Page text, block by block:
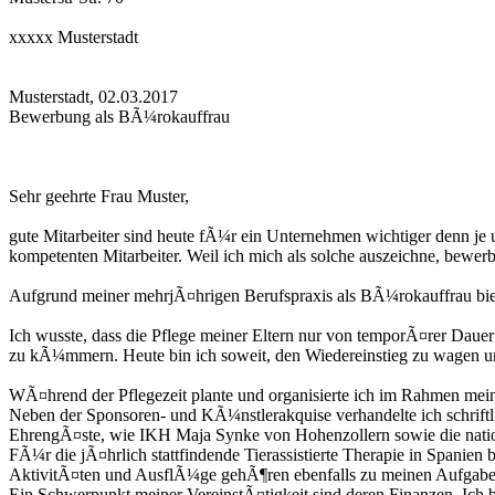
xxxxx Musterstadt
Musterstadt, 02.03.2017
Bewerbung als BÃ¼rokauffrau
Sehr geehrte Frau Muster,
gute Mitarbeiter sind heute fÃ¼r ein Unternehmen wichtiger denn je
kompetenten Mitarbeiter. Weil ich mich als solche auszeichne,
Aufgrund meiner mehrjÃ¤hrigen Berufspraxis als BÃ¼rokauffrau
Ich wusste, dass die Pflege meiner Eltern nur von temporÃ¤rer
zu kÃ¼mmern. Heute bin ich soweit, den Wiedereinstieg zu
WÃ¤hrend der Pflegezeit plante und organisierte ich im Rahmen
Neben der Sponsoren- und KÃ¼nstlerakquise verhandelte ich
EhrengÃ¤ste, wie IKH Maja Synke von Hohenzollern sowie die
FÃ¼r die jÃ¤hrlich stattfindende Tierassistierte Therapie in
AktivitÃ¤ten und AusflÃ¼ge gehÃ¶ren ebenfalls zu meinen